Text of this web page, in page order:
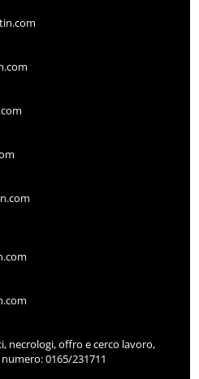
necrologi, offro e cerco lavoro,
0165/231711